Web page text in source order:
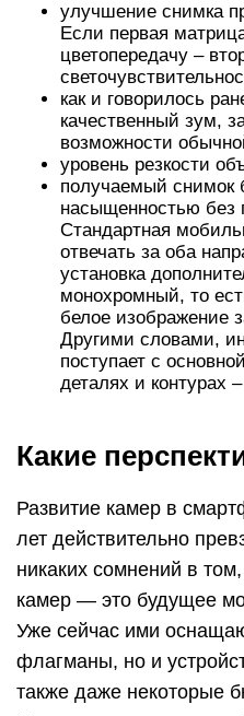
улучшение снимка
Если первая
цветопередачу –
как и говорилось
качественный зум,
возможности
уровень резкости
получаемый снимок
насыщенностью без
Стандартная
отвечать за оба
установка
монохромный, то
белое изображение
Другими словами,
поступает с
деталях и контурах
Какие
Развитие камер в
лет действительно
никаких сомнений в
камер — это будущее
Уже сейчас ими
флагманы, но и
также даже некоторые